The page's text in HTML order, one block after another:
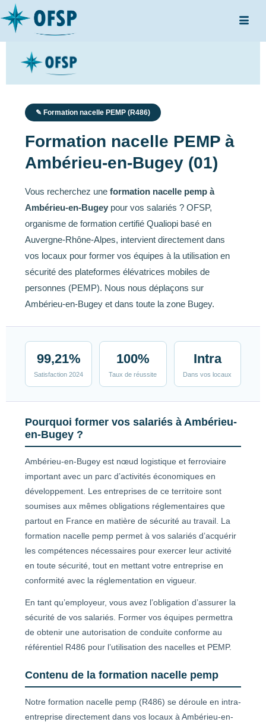
✎ Formation nacelle PEMP (R486)
Formation nacelle PEMP à
Ambérieu-en-Bugey (01)
Vous recherchez une formation nacelle pemp à
Ambérieu-en-Bugey pour vos salariés ? OFSP,
organisme de formation certifié Qualiopi basé en
Auvergne-Rhône-Alpes, intervient directement dans
vos locaux pour former vos équipes à la utilisation en
sécurité des plateformes élévatrices mobiles de
personnes (PEMP). Nous nous déplaçons sur
Ambérieu-en-Bugey et dans toute la zone Bugey.
99,21%
Satisfaction 2024
100%
Taux de réussite
Intra
Dans vos locaux
Pourquoi former vos salariés à Ambérieu-
en-Bugey ?
Ambérieu-en-Bugey est nœud logistique et ferroviaire
important avec un parc d’activités économiques en
développement. Les entreprises de ce territoire sont
soumises aux mêmes obligations réglementaires que
partout en France en matière de sécurité au travail. La
formation nacelle pemp permet à vos salariés d’acquérir
les compétences nécessaires pour exercer leur activité
en toute sécurité, tout en mettant votre entreprise en
conformité avec la réglementation en vigueur.
En tant qu’employeur, vous avez l’obligation d’assurer la
sécurité de vos salariés. Former vos équipes permettra
de obtenir une autorisation de conduite conforme au
référentiel R486 pour l’utilisation des nacelles et PEMP.
Contenu de la formation nacelle pemp
Notre formation nacelle pemp (R486) se déroule en intra-
entreprise directement dans vos locaux à Ambérieu-en-